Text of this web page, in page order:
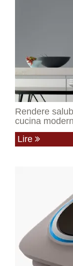
Rendere
cucina
Lire